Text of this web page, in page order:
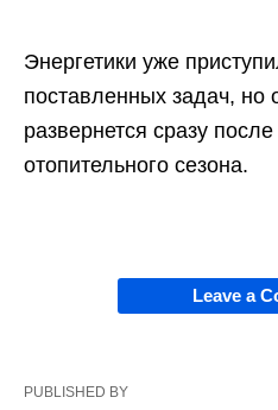
Энергетики уже
поставленных задач, но
развернется сразу
отопительного сезона.
Leave a
PUBLISHED BY